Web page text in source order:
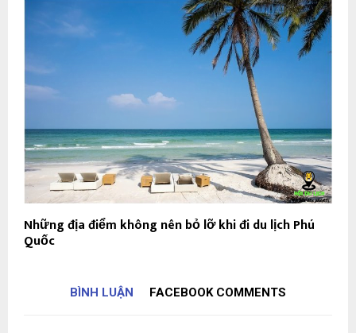
Những địa điểm không nên bỏ lỡ khi đi du lịch Phú
Quốc
BÌNH LUẬN FACEBOOK COMMENTS